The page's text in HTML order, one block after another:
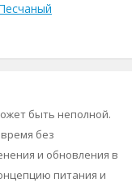
быть неполной.
без
и обновления в
питания и